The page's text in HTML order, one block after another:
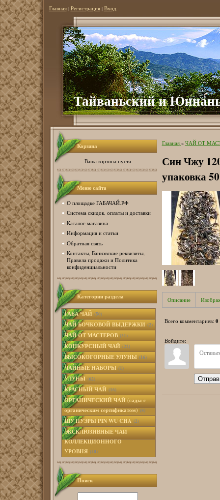
Главная| Регистрация| Вход
Тайваньский и
Корзина
Ваша корзина пуста
Меню сайта
О площадке ГАБАЧАЙ.РФ
Система скидок, оплаты и доставки
Каталог магазина
Информация и статьи
Обратная связь
Контакты, Банковские реквизиты,
Правила продажи и Политика
конфиденциальности
Категории раздела
ГАБА ЧАЙ(50)
ЧАЙ БОЧКОВОЙ ВЫДЕРЖКИ(2)
ЧАЙ ОТ МАСТЕРОВ(31)
КОНКУРСНЫЙ ЧАЙ(22)
ВЫСОКОГОРНЫЕ УЛУНЫ(16)
ЧАЙНЫЕ НАБОРЫ(1)
УЛУНЫ(62)
КРАСНЫЙ ЧАЙ(16)
ОРГАНИЧЕСКИЙ ЧАЙ (сады с
органическим сертификатом)(8)
ШУ ПУЭРЫ PIN WU CHA(2)
ЭКСКЛЮЗИВНЫЕ ЧАИ
КОЛЛЕКЦИОННОГО
УРОВНЯ (40)
Поиск
Главная » ЧАЙ ОТ
Син Чжу
упаковка
Описание
Всего комментариев: 0
Войдите: